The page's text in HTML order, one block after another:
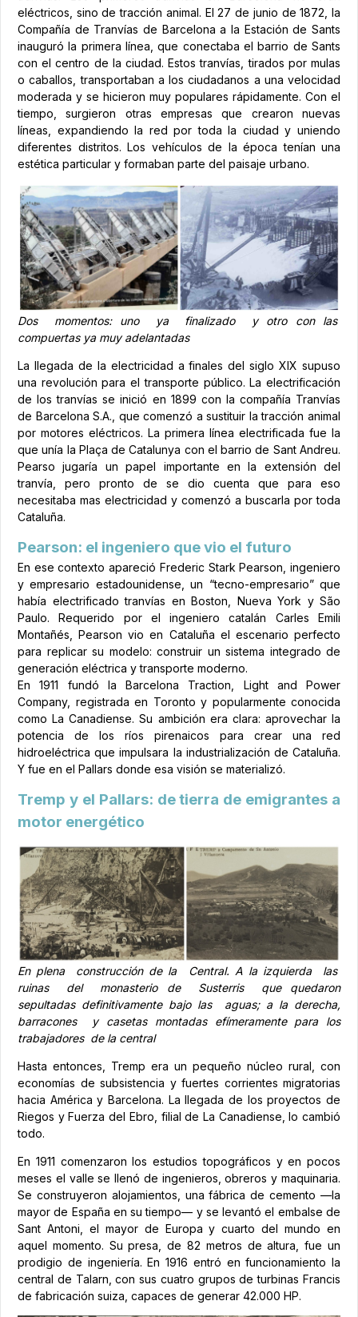
eléctricos, sino de tracción animal. El 27 de junio de 1872, la
Compañía de Tranvías de Barcelona a la Estación de Sants
inauguró la primera línea, que conectaba el barrio de Sants
con el centro de la ciudad. Estos tranvías, tirados por mulas
o caballos, transportaban a los ciudadanos a una velocidad
moderada y se hicieron muy populares rápidamente. Con el
tiempo, surgieron otras empresas que crearon nuevas
líneas, expandiendo la red por toda la ciudad y uniendo
diferentes distritos. Los vehículos de la época tenían una
estética particular y formaban parte del paisaje urbano.
Dos momentos: uno ya finalizado y otro con las
compuertas ya muy adelantadas
La llegada de la electricidad a finales del siglo XIX supuso
una revolución para el transporte público. La electrificación
de los tranvías se inició en 1899 con la compañía Tranvías
de Barcelona S.A., que comenzó a sustituir la tracción animal
por motores eléctricos. La primera línea electrificada fue la
que unía la Plaça de Catalunya con el barrio de Sant Andreu.
Pearso jugaría un papel importante en la extensión del
tranvía, pero pronto de se dio cuenta que para eso
necesitaba mas electricidad y comenzó a buscarla por toda
Cataluña.
Pearson: el ingeniero que vio el futuro
En ese contexto apareció Frederic Stark Pearson, ingeniero
y empresario estadounidense, un “tecno-empresario” que
había electrificado tranvías en Boston, Nueva York y São
Paulo. Requerido por el ingeniero catalán Carles Emili
Montañés, Pearson vio en Cataluña el escenario perfecto
para replicar su modelo: construir un sistema integrado de
generación eléctrica y transporte moderno.
En 1911 fundó la Barcelona Traction, Light and Power
Company, registrada en Toronto y popularmente conocida
como La Canadiense. Su ambición era clara: aprovechar la
potencia de los ríos pirenaicos para crear una red
hidroeléctrica que impulsara la industrialización de Cataluña.
Y fue en el Pallars donde esa visión se materializó.
Tremp y el Pallars: de tierra de emigrantes a
motor energético
En plena construcción de la Central. A la izquierda las
ruinas del monasterio de Susterris que quedaron
sepultadas definitivamente bajo las aguas; a la derecha,
barracones y casetas montadas efímeramente para los
trabajadores de la central
Hasta entonces, Tremp era un pequeño núcleo rural, con
economías de subsistencia y fuertes corrientes migratorias
hacia América y Barcelona. La llegada de los proyectos de
Riegos y Fuerza del Ebro, filial de La Canadiense, lo cambió
todo.
En 1911 comenzaron los estudios topográficos y en pocos
meses el valle se llenó de ingenieros, obreros y maquinaria.
Se construyeron alojamientos, una fábrica de cemento —la
mayor de España en su tiempo— y se levantó el embalse de
Sant Antoni, el mayor de Europa y cuarto del mundo en
aquel momento. Su presa, de 82 metros de altura, fue un
prodigio de ingeniería. En 1916 entró en funcionamiento la
central de Talarn, con sus cuatro grupos de turbinas Francis
de fabricación suiza, capaces de generar 42.000 HP.